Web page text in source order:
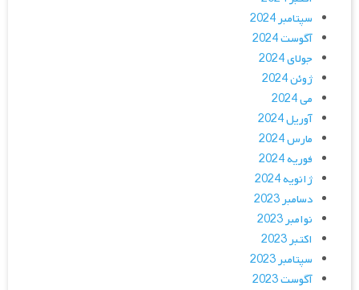
سپتامبر 2024
آگوست 2024
جولای 2024
ژوئن 2024
می 2024
آوریل 2024
مارس 2024
فوریه 2024
ژانویه 2024
دسامبر 2023
نوامبر 2023
اکتبر 2023
سپتامبر 2023
آگوست 2023